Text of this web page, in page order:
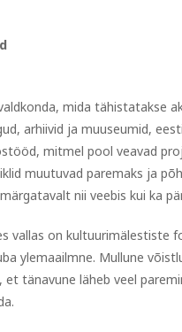
mida tähistatakse
arhiivid ja muuseumid,
mitmel pool veavad
muutuvad paremaks ja
nii veebis kui ka
vallas on kultuurimälestiste
ylemaailmne. Mullune
tänavune läheb veel